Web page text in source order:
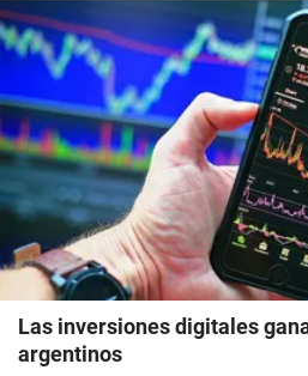
Las inversiones digitales
argentinos